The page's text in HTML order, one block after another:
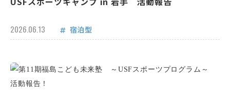
2026.06.13 宿泊型